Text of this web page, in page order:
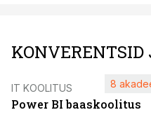
KONVERENTSID
IT KOOLITUS
Power BI baaskoolitus
8